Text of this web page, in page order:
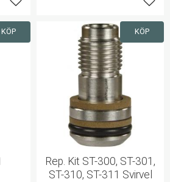
Lägg till i favoriter
KÖP
Rep. Kit ST-300, ST-301,
ST-310, ST-311 Svirvel
KÖP